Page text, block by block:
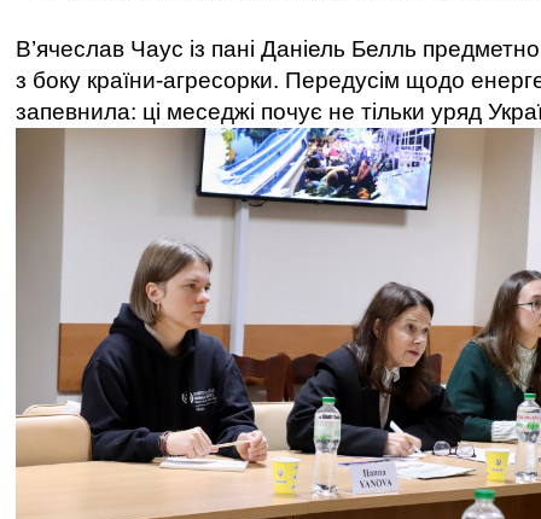
В’ячеслав Чаус із пані Даніель Белль
з боку країни-агресорки. Передусім щодо
запевнила: ці меседжі почує не тільки уряд